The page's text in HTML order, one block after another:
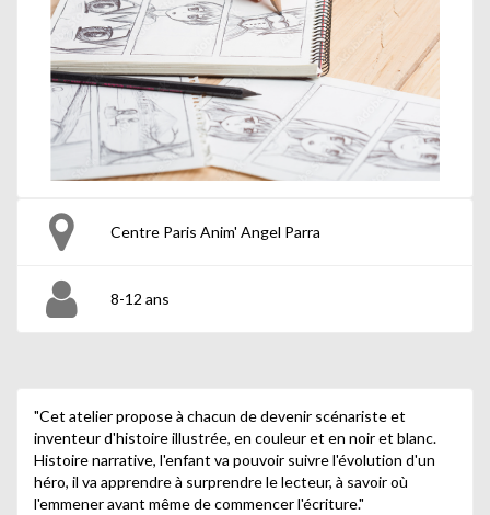
Centre Paris Anim' Angel Parra
8-12 ans
"Cet atelier propose à chacun de devenir scénariste et
inventeur d'histoire illustrée, en couleur et en noir et blanc.
Histoire narrative, l'enfant va pouvoir suivre l'évolution d'un
héro, il va apprendre à surprendre le lecteur, à savoir où
l'emmener avant même de commencer l'écriture."